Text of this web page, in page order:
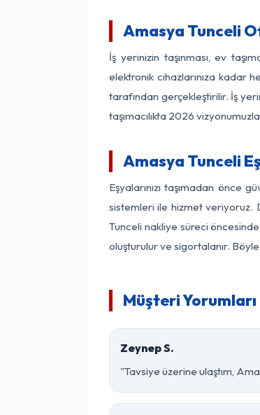
Amasya Tunceli
İş yerinizin taşınması, ev
elektronik cihazlarınıza kadar
tarafından gerçekleştirilir. İş
taşımacılıkta 2026
Amasya Tunceli
Eşyalarınızı taşımadan
sistemleri ile hizmet veriyoruz.
Tunceli nakliye süreci
oluşturulur ve sigortalanır.
Müşteri Yorumları
Zeynep S.
"Tavsiye üzerine ulaştım,